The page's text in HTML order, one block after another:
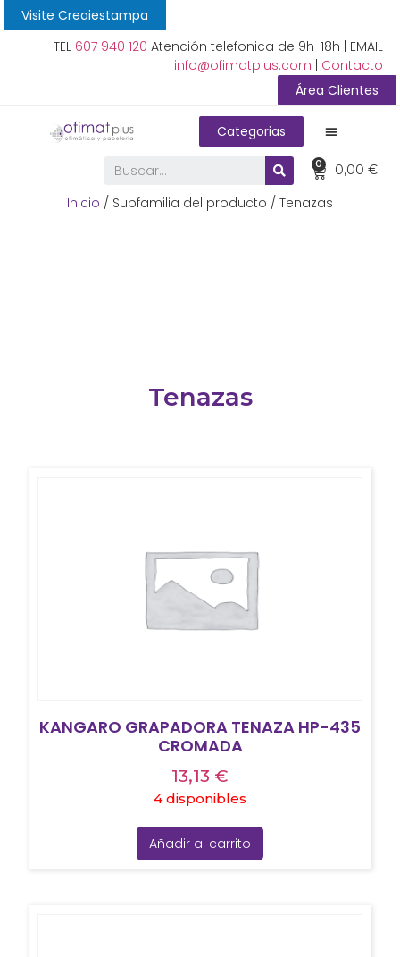
Visite Creaiestampa
TEL 607 940 120 Atención telefonica de 9h-18h | EMAIL
info@ofimatplus.com
Contacto
Área Clientes
Categorias
0,00€
0
Inicio / Subfamilia del producto / Tenazas
Tenazas
KANGARO GRAPADORA TENAZA HP-435
CROMADA
13,13 €
4 disponibles
Añadir al carrito